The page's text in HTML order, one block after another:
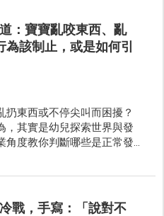
：寶寶亂咬東西、亂
該制止，或是如何引
東西或不停尖叫而困擾？
，其實是幼兒探索世界與發
角度教你判斷哪些是正常發
戰，手寫：「說對不